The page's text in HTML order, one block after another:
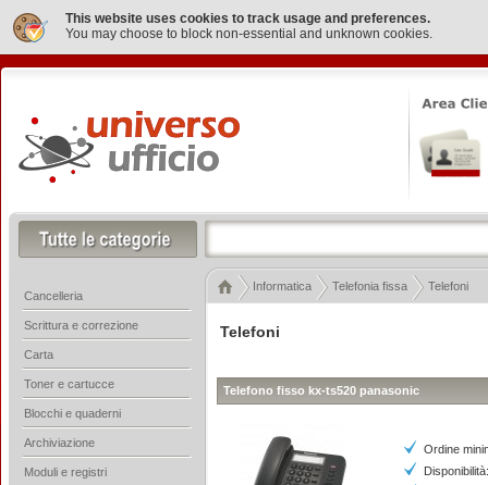
This website uses cookies to track usage and preferences.
You may choose to block non-essential and unknown cookies.
Telefoni
Telefono fisso kx-ts520 panasonic
Ordine
Informatica Telefonia fissa Telefoni
Cancelleria
Scrittura e correzione
Carta
Toner e cartucce
Blocchi e quaderni
Archiviazione
Moduli e registri